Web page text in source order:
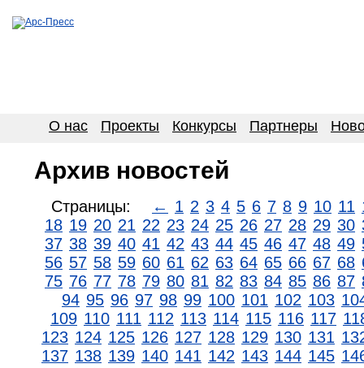
О нас Проекты Конкурсы Партнеры
Архив новостей
Страницы: ← 1 2 3 4 5 6 7 8 9 10 11
18 19 20 21 22 23 24 25 26 27 28 29 30
37 38 39 40 41 42 43 44 45 46 47 48 49
56 57 58 59 60 61 62 63 64 65 66 67 68
75 76 77 78 79 80 81 82 83 84 85 86 87
94 95 96 97 98 99 100 101 102 103
109 110 111 112 113 114 115 116 117
123 124 125 126 127 128 129 130 131
137 138 139 140 141 142 143 144 145